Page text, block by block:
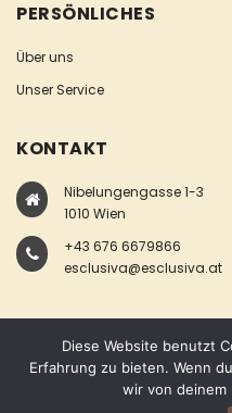
PERSÖNLICHES
Über uns
Unser Service
KONTAKT
Nibelungengasse 1-3
1010 Wien
+43 676 6679866
esclusiva@esclusiva.at
Diese Website benutzt
Erfahrung zu bieten. Wenn
wir von deinem